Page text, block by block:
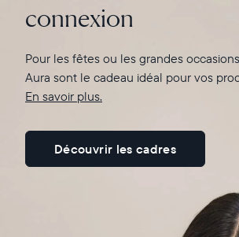
En savoir plus ici
connexion
Pour les fêtes ou les grandes
Aura sont le cadeau idéal pour vos
En savoir plus.
Découvrir les cadres